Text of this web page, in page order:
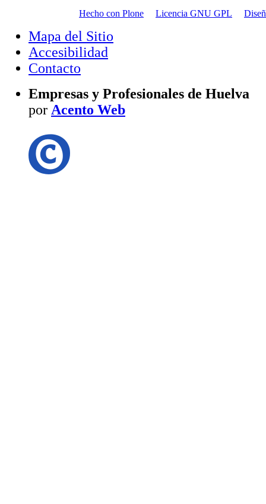
Hecho con Plone Licencia GNU GPL
Mapa del Sitio
Accesibilidad
Contacto
Empresas y Profesionales de Huelva
por Acento Web